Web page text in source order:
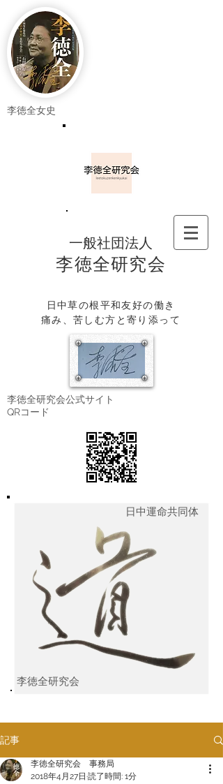
李徳全女史
一般社団法人
李徳全研究会
日中草の根平和友好の働き
​痛み、苦しむ方と寄り添って
李徳全研究会公式サイト
​QRコード
李徳全研究会
日中運命共同体
記事
李徳全研究会 事務局
2018年4月27日 読了時間: 1分